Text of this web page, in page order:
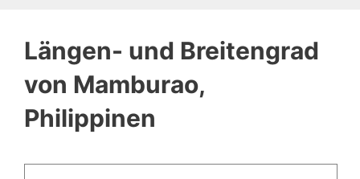
Längen- und Breitengrad
von Mamburao,
Philippinen